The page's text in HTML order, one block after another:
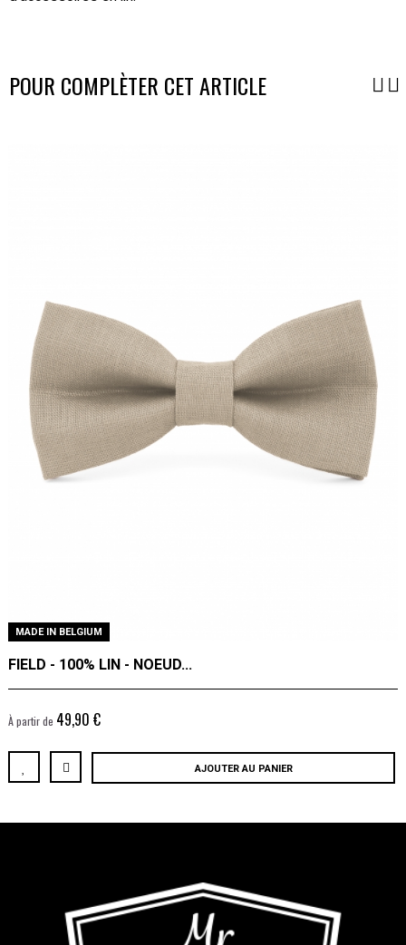
POUR COMPLÈTER CET ARTICLE
MADE IN BELGIUM
FIELD - 100% LIN - NOEUD...
À partir de 49,90 €
AJOUTER AU PANIER